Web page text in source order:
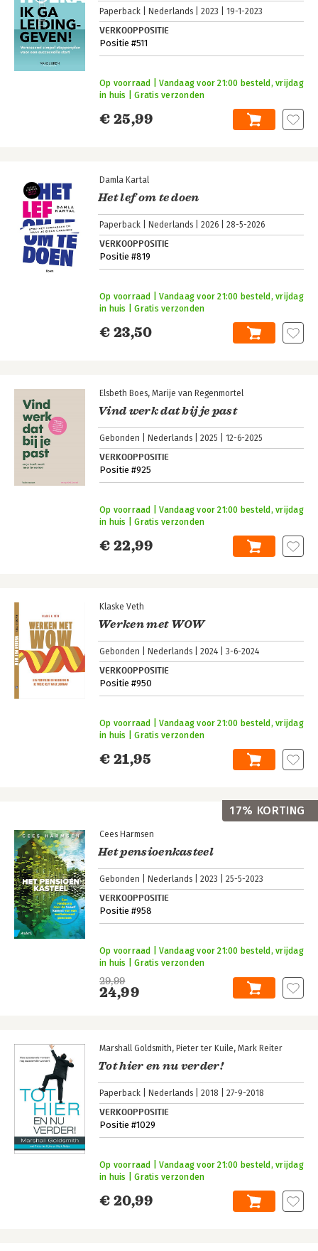
Paperback Nederlands 2023 19-1-2023
VERKOOPPOSITIE
Positie #511
€ 25,99
Op voorraad | Vandaag voor 21:00 besteld, vrijdag
in huis | Gratis verzonden
Damla Kartal
Het lef om te doen
Paperback Nederlands 2026 28-5-2026
VERKOOPPOSITIE
Positie #819
€ 23,50
Op voorraad | Vandaag voor 21:00 besteld, vrijdag
in huis | Gratis verzonden
Elsbeth Boes Marije van Regenmortel
Vind werk dat bij je past
Gebonden Nederlands 2025 12-6-2025
VERKOOPPOSITIE
Positie #925
€ 22,99
Op voorraad | Vandaag voor 21:00 besteld, vrijdag
in huis | Gratis verzonden
Klaske Veth
Werken met WOW
Gebonden Nederlands 2024 3-6-2024
VERKOOPPOSITIE
Positie #950
€ 21,95
Op voorraad | Vandaag voor 21:00 besteld, vrijdag
in huis | Gratis verzonden
Cees Harmsen
Het pensioenkasteel
Gebonden Nederlands 2023 25-5-2023
VERKOOPPOSITIE
Positie #958
29,99
24,99
Op voorraad | Vandaag voor 21:00 besteld, vrijdag
in huis | Gratis verzonden
17% KORTING
Marshall Goldsmith Pieter ter Kuile Mark Reiter
Tot hier en nu verder!
Paperback Nederlands 2018 27-9-2018
VERKOOPPOSITIE
Positie #1029
€ 20,99
Op voorraad | Vandaag voor 21:00 besteld, vrijdag
in huis | Gratis verzonden